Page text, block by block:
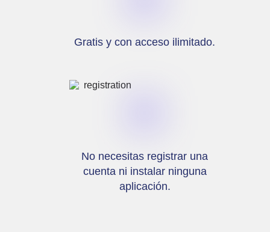
Gratis y con acceso ilimitado.
No necesitas registrar una
cuenta ni instalar ninguna
aplicación.